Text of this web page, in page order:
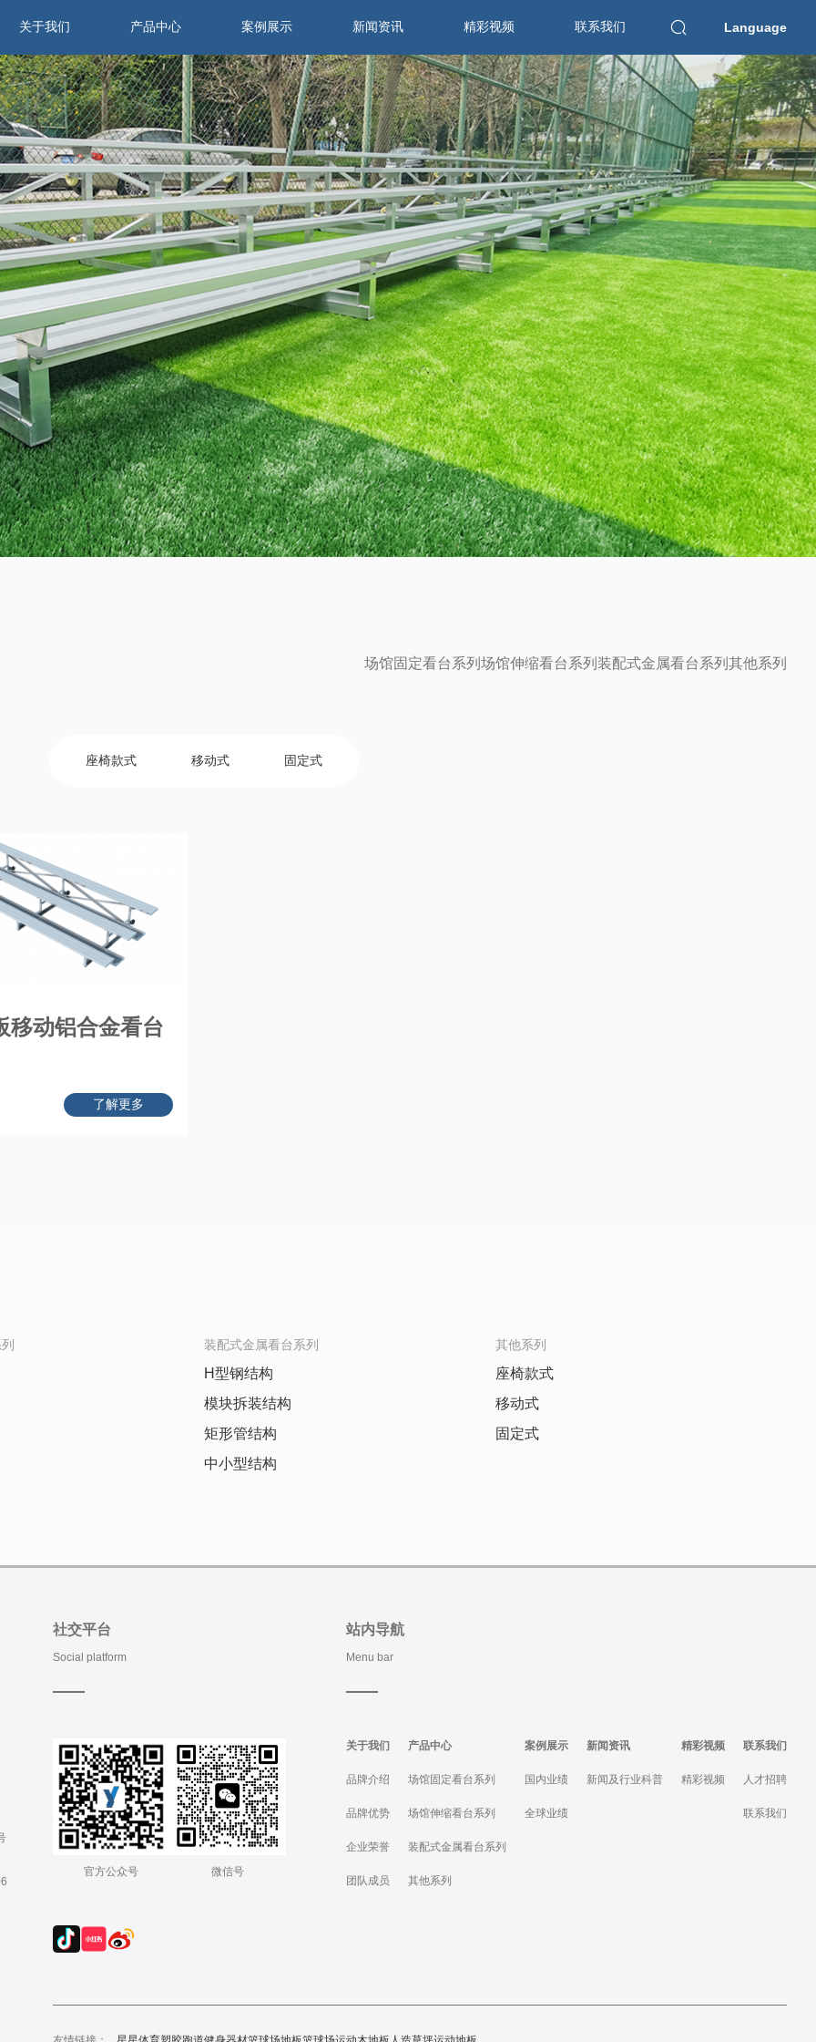
关于我们 产品中心 案例展示 新闻资讯 精彩视频 联系我们 Language
场馆固定看台系列 场馆伸缩看台系列 装配式金属看台系列 其他系列
座椅款式 移动式 固定式
移动铝合金看台
了解更多
装配式金属看台系列
H型钢结构
模块拆装结构
矩形管结构
中小型结构
其他系列
座椅款式
移动式
固定式
社交平台
Social platform
官方公众号 微信号
站内导航
Menu bar
关于我们
品牌介绍
品牌优势
企业荣誉
团队成员
产品中心
场馆固定看台系列
场馆伸缩看台系列
装配式金属看台系列
其他系列
案例展示
国内业绩
全球业绩
新闻资讯
新闻及行业科普
精彩视频
精彩视频
联系我们
人才招聘
联系我们